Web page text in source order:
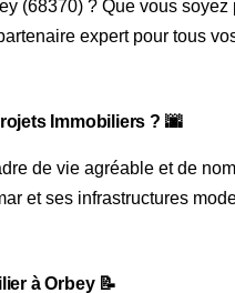
(68370) ? Que vous
expert pour tous
Immobiliers ? 🌆
de vie agréable et de
et ses infrastructures
à Orbey 📝